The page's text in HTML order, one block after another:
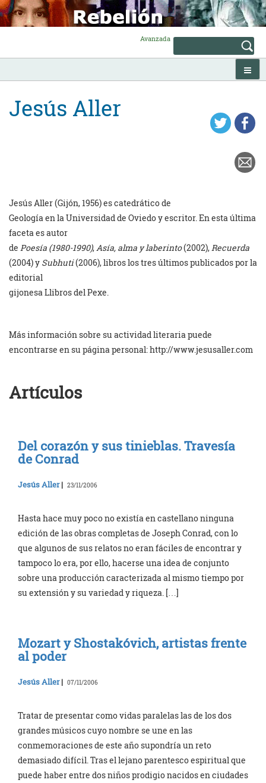
Skip
to
content
Avanzada
Jesús Aller
Jesús Aller (Gijón, 1956) escatedráticode
Geología en la Universidad de Oviedo y escritor. En esta última
faceta es autor
de Poesía (1980-1990),Asía, alma y laberinto(2002),Recuerda
(2004) y Subhuti(2006), libros los tres últimos publicados por la
editorial
gijonesa Llibros del Pexe.
Más información sobre su actividad literaria puede
encontrarse en su página personal: http://www.jesusaller.com
Artículos
Del corazón y sus tinieblas. Travesía
de Conrad
Jesús Aller| 23/11/2006
Hasta hace muy poco no existía en castellano ninguna
edición de las obras completas de Joseph Conrad, con lo
que algunos de sus relatos no eran fáciles de encontrar y
tampoco lo era, por ello, hacerse una idea de conjunto
sobre una producción caracterizada al mismo tiempo por
su extensión y su variedad y riqueza. […]
Mozart y Shostakóvich, artistas frente
al poder
Jesús Aller| 07/11/2006
Tratar de presentar como vidas paralelas las de los dos
grandes músicos cuyo nombre se une en las
conmemoraciones de este año supondría un reto
demasiado difícil. Tras el lejano parentesco espiritual que
puede haber entre dos niños prodigio nacidos en ciudades